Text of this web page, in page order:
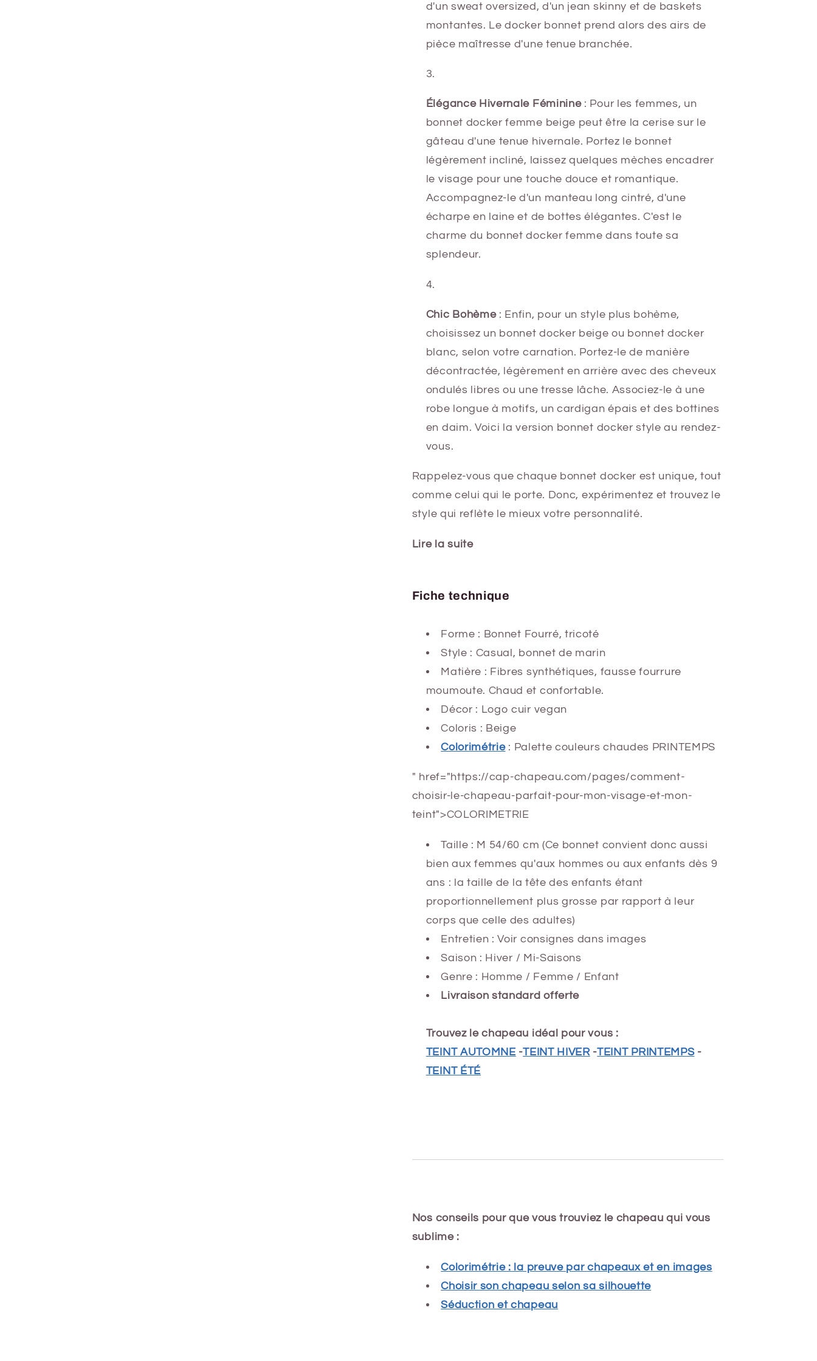
d'un sweat oversized, d'un jean skinny et de baskets
montantes. Le docker bonnet prend alors des airs de
pièce maîtresse d'une tenue branchée.
Élégance Hivernale Féminine: Pour les femmes, un
bonnet docker femme beige peut être la cerise sur le
gâteau d'une tenue hivernale. Portez le bonnet
légèrement incliné, laissez quelques mèches encadrer
le visage pour une touche douce et romantique.
Accompagnez-le d'un manteau long cintré, d'une
écharpe en laine et de bottes élégantes. C'est le
charme du bonnet docker femme dans toute sa
splendeur.
Chic Bohème: Enfin, pour un style plus bohème,
choisissez un bonnet docker beige ou bonnet docker
blanc, selon votre carnation. Portez-le de manière
décontractée, légèrement en arrière avec des cheveux
ondulés libres ou une tresse lâche. Associez-le à une
robe longue à motifs, un cardigan épais et des bottines
en daim. Voici la version bonnet docker style au rendez-
vous.
Rappelez-vous que chaque bonnet docker est unique, tout
comme celui qui le porte. Donc, expérimentez et trouvez le
style qui reflète le mieux votre personnalité.
Lire la suite
Fiche technique
Forme : Bonnet Fourré, tricoté
Style : Casual, bonnet de marin
Matière : Fibres synthétiques, fausse fourrure
moumoute. Chaud et confortable.
Décor : Logo cuir vegan
Coloris : Beige
Colorimétrie : Palette couleurs chaudes PRINTEMPS
" href="https://cap-chapeau.com/pages/comment-
choisir-le-chapeau-parfait-pour-mon-visage-et-mon-
teint">COLORIMETRIE
Taille : M 54/60 cm (Ce bonnet convient donc aussi
bien aux femmes qu'aux hommes ou aux enfants dès 9
ans : la taille de la tête des enfants étant
proportionnellement plus grosse par rapport à leur
corps que celle des adultes)
Entretien : Voir consignes dans images
Saison : Hiver / Mi-Saisons
Genre : Homme / Femme / Enfant
Livraison standard offerte
Trouvez le chapeau idéal pour vous :
TEINT AUTOMNE -TEINT HIVER -TEINT PRINTEMPS-
TEINT ÉTÉ
Nos conseils pour que vous trouviez le chapeau qui vous
sublime :
Colorimétrie : la preuve par chapeaux et en images
Choisir son chapeau selon sa silhouette
Séduction et chapeau